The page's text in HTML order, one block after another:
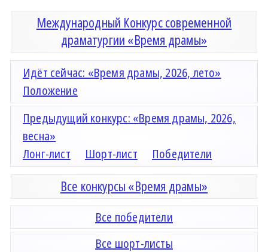
Международный Конкурс современной
драматургии «Время драмы»
Идёт сейчас: «Время драмы, 2026, лето»
Положение
Предыдущий конкурс: «Время драмы, 2026,
весна»
Лонг-лист
Шорт-лист Победители
Все конкурсы «Время драмы»
Все победители
Все шорт-листы